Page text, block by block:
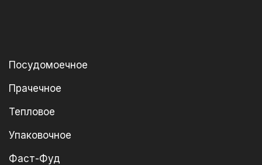
Посудомоечное
Прачечное
Тепловое
Упаковочное
Фаст-Фуд